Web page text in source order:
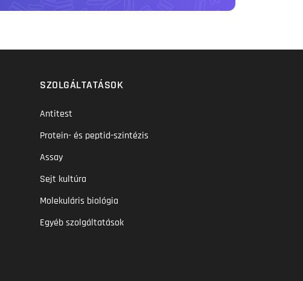
SZOLGÁLTATÁSOK
Antitest
Protein- és peptid-szintézis
Assay
Sejt kultúra
Molekuláris biológia
Egyéb szolgáltatások